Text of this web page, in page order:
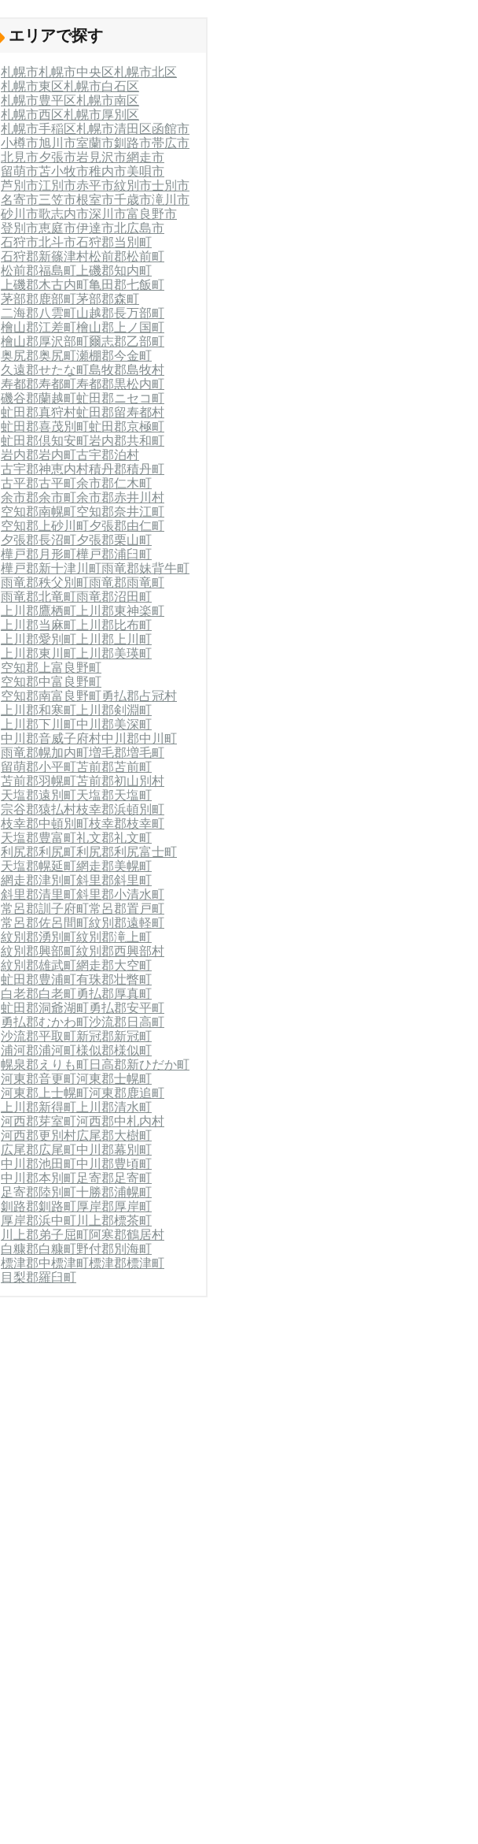
エリアで探す
札幌市札幌市中央区札幌市北区
札幌市東区札幌市白石区
札幌市豊平区札幌市南区
札幌市西区札幌市厚別区
札幌市手稲区札幌市清田区函館市
小樽市旭川市室蘭市釧路市帯広市
北見市夕張市岩見沢市網走市
留萌市苫小牧市稚内市美唄市
芦別市江別市赤平市紋別市士別市
名寄市三笠市根室市千歳市滝川市
砂川市歌志内市深川市富良野市
登別市恵庭市伊達市北広島市
石狩市北斗市石狩郡当別町
石狩郡新篠津村松前郡松前町
松前郡福島町上磯郡知内町
上磯郡木古内町亀田郡七飯町
茅部郡鹿部町茅部郡森町
二海郡八雲町山越郡長万部町
檜山郡江差町檜山郡上ノ国町
檜山郡厚沢部町爾志郡乙部町
奥尻郡奥尻町瀬棚郡今金町
久遠郡せたな町島牧郡島牧村
寿都郡寿都町寿都郡黒松内町
磯谷郡蘭越町虻田郡ニセコ町
虻田郡真狩村虻田郡留寿都村
虻田郡喜茂別町虻田郡京極町
虻田郡倶知安町岩内郡共和町
岩内郡岩内町古宇郡泊村
古宇郡神恵内村積丹郡積丹町
古平郡古平町余市郡仁木町
余市郡余市町余市郡赤井川村
空知郡南幌町空知郡奈井江町
空知郡上砂川町夕張郡由仁町
夕張郡長沼町夕張郡栗山町
樺戸郡月形町樺戸郡浦臼町
樺戸郡新十津川町雨竜郡妹背牛町
雨竜郡秩父別町雨竜郡雨竜町
雨竜郡北竜町雨竜郡沼田町
上川郡鷹栖町上川郡東神楽町
上川郡当麻町上川郡比布町
上川郡愛別町上川郡上川町
上川郡東川町上川郡美瑛町
空知郡上富良野町
空知郡中富良野町
空知郡南富良野町勇払郡占冠村
上川郡和寒町上川郡剣淵町
上川郡下川町中川郡美深町
中川郡音威子府村中川郡中川町
雨竜郡幌加内町増毛郡増毛町
留萌郡小平町苫前郡苫前町
苫前郡羽幌町苫前郡初山別村
天塩郡遠別町天塩郡天塩町
宗谷郡猿払村枝幸郡浜頓別町
枝幸郡中頓別町枝幸郡枝幸町
天塩郡豊富町礼文郡礼文町
利尻郡利尻町利尻郡利尻富士町
天塩郡幌延町網走郡美幌町
網走郡津別町斜里郡斜里町
斜里郡清里町斜里郡小清水町
常呂郡訓子府町常呂郡置戸町
常呂郡佐呂間町紋別郡遠軽町
紋別郡湧別町紋別郡滝上町
紋別郡興部町紋別郡西興部村
紋別郡雄武町網走郡大空町
虻田郡豊浦町有珠郡壮瞥町
白老郡白老町勇払郡厚真町
虻田郡洞爺湖町勇払郡安平町
勇払郡むかわ町沙流郡日高町
沙流郡平取町新冠郡新冠町
浦河郡浦河町様似郡様似町
幌泉郡えりも町日高郡新ひだか町
河東郡音更町河東郡士幌町
河東郡上士幌町河東郡鹿追町
上川郡新得町上川郡清水町
河西郡芽室町河西郡中札内村
河西郡更別村広尾郡大樹町
広尾郡広尾町中川郡幕別町
中川郡池田町中川郡豊頃町
中川郡本別町足寄郡足寄町
足寄郡陸別町十勝郡浦幌町
釧路郡釧路町厚岸郡厚岸町
厚岸郡浜中町川上郡標茶町
川上郡弟子屈町阿寒郡鶴居村
白糠郡白糠町野付郡別海町
標津郡中標津町標津郡標津町
目梨郡羅臼町